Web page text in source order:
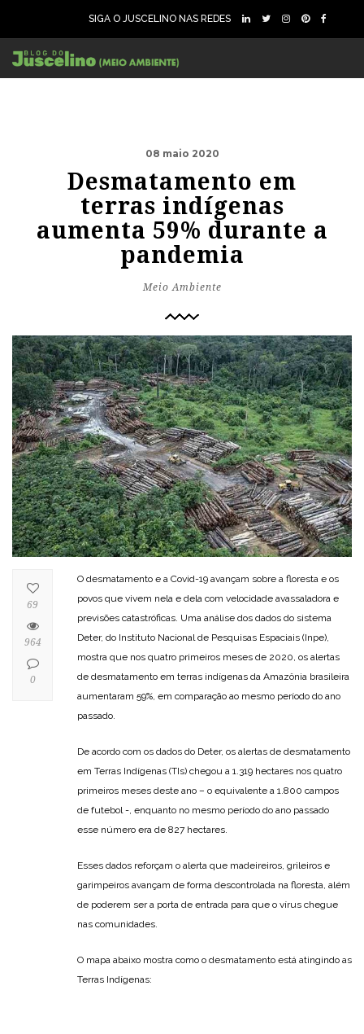
SIGA O JUSCELINO NAS REDES
08 maio 2020
Desmatamento em
terras indígenas
aumenta 59% durante a
pandemia
Meio Ambiente
O desmatamento e a Covid-19 avançam sobre a floresta e os
povos que vivem nela e dela com velocidade avassaladora e
previsões catastróficas. Uma análise dos dados do sistema
Deter, do Instituto Nacional de Pesquisas Espaciais (Inpe),
mostra que nos quatro primeiros meses de 2020, os alertas
de desmatamento em terras indígenas da Amazônia brasileira
aumentaram 59%, em comparação ao mesmo período do ano
passado.
De acordo com os dados do Deter, os alertas de desmatamento
em Terras Indígenas (TIs) chegou a 1.319 hectares nos quatro
primeiros meses deste ano – o equivalente a 1.800 campos
de futebol -, enquanto no mesmo período do ano passado
esse número era de 827 hectares.
Esses dados reforçam o alerta que madeireiros, grileiros e
garimpeiros avançam de forma descontrolada na floresta, além
de poderem ser a porta de entrada para que o vírus chegue
nas comunidades.
O mapa abaixo mostra como o desmatamento está atingindo as
Terras Indígenas:
69
964
0